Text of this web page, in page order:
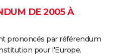
DE 2005 À
prononcés par référendum
pour l'Europe.